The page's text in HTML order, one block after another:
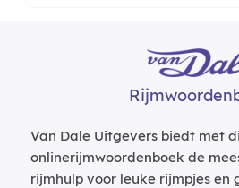
Van Dale Uitgevers biedt met
onlinerijmwoordenboek de
rijmhulp voor leuke rijmpjes en